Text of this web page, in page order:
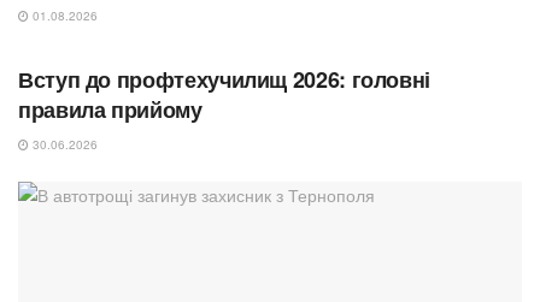
01.08.2026
Вступ до профтехучилищ 2026: головні
правила прийому
30.06.2026